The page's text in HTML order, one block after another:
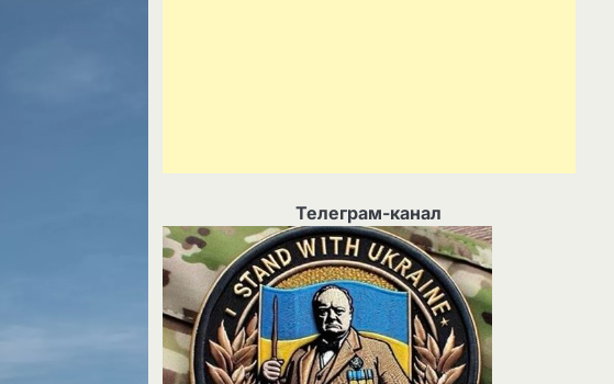
Телеграм-канал